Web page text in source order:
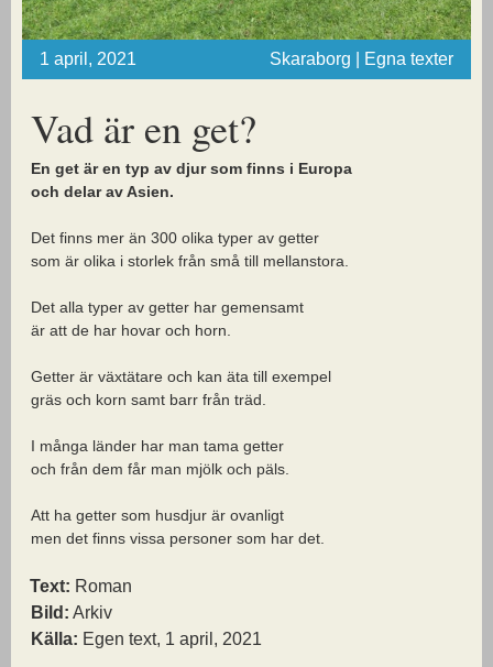
1 april, 2021 Skaraborg | Egna texter
Vad är en get?
En get är en typ av djur som finns i Europa
och delar av Asien.
Det finns mer än 300 olika typer av getter
som är olika i storlek från små till mellanstora.
Det alla typer av getter har gemensamt
är att de har hovar och horn.
Getter är växtätare och kan äta till exempel
gräs och korn samt barr från träd.
I många länder har man tama getter
och från dem får man mjölk och päls.
Att ha getter som husdjur är ovanligt
men det finns vissa personer som har det.
Text: Roman
Bild: Arkiv
Källa: Egen text, 1 april, 2021